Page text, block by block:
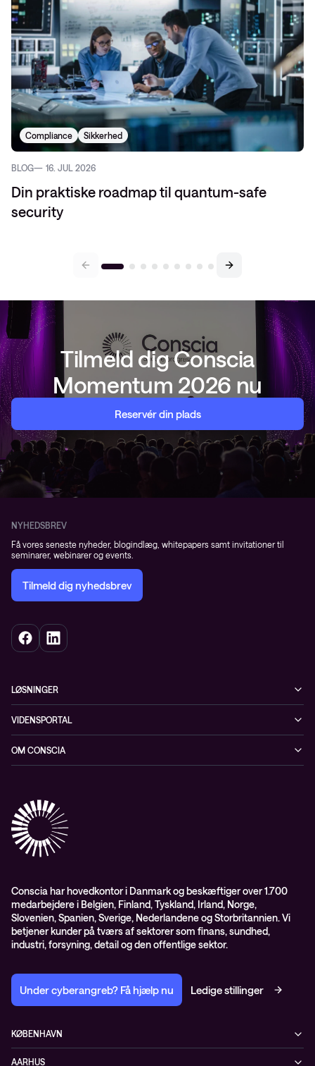
Compliance Sikkerhed
BLOG 16. JUL 2026
Din praktiske roadmap til quantum-safe
security
Tilmeld dig Conscia
Momentum 2026 nu
Reservér din plads
NYHEDSBREV
Få vores seneste nyheder, blogindlæg, whitepapers samt invitationer til
seminarer, webinarer og events.
Tilmeld dig nyhedsbrev
LØSNINGER
Netværk
Datacenter & Cloud
Observability
Conscia Managed Services
Conscia Services
VIDENSPORTAL
Events
Videoer
Whitepapers
OM CONSCIA
Partnere
Presserum
ISO certifikater
Proces for kundeklager
Salgs- og leveringsbetingelser
Selskabsoplysninger og SKI-rammeaftale
Conscia har hovedkontor i Danmark og beskæftiger over 1.700
medarbejdere i Belgien, Finland, Tyskland, Irland, Norge,
Slovenien, Spanien, Sverige, Nederlandene og Storbritannien. Vi
betjener kunder på tværs af sektorer som finans, sundhed,
industri, forsyning, detail og den offentlige sektor.
Under cyberangreb? Få hjælp nu Ledige stillinger
KØBENHAVN
AARHUS